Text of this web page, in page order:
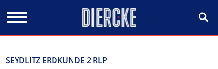
SEYDLITZ ERDKUNDE 2 RLP